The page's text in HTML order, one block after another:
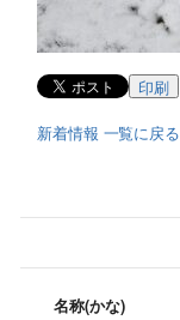
印刷
新着情報 一覧に戻る
名称(かな)